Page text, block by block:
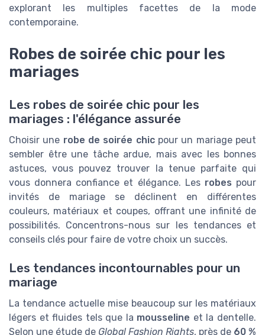
explorant les multiples facettes de la mode
contemporaine.
Robes de soirée chic pour les
mariages
Les robes de soirée chic pour les
mariages : l'élégance assurée
Choisir une robe de soirée chicpour un mariage peut
sembler être une tâche ardue, mais avec les bonnes
astuces, vous pouvez trouver la tenue parfaite qui
vous donnera confiance et élégance. Les robes pour
invités de mariage se déclinent en différentes
couleurs, matériaux et coupes, offrant une infinité de
possibilités. Concentrons-nous sur les tendances et
conseils clés pour faire de votre choix un succès.
Les tendances incontournables pour un
mariage
La tendance actuelle mise beaucoup sur les matériaux
légers et fluides tels que la mousseline et la dentelle.
Selon une étude de Global Fashion Rights, près de 60 %